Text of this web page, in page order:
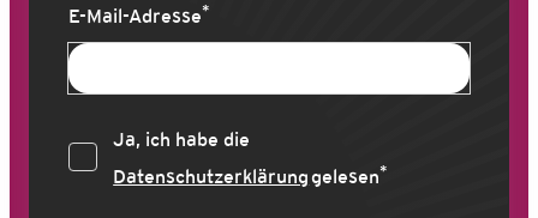
E-Mail-Adresse*
Ja, ich habe die
Datenschutzerklärunggelesen*